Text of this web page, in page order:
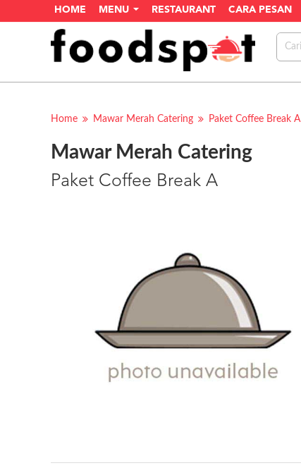
HOME MENU RESTAURANT CARA PESAN
Home Mawar Merah Catering Paket Coffee Break A
Mawar Merah Catering
Paket Coffee Break A